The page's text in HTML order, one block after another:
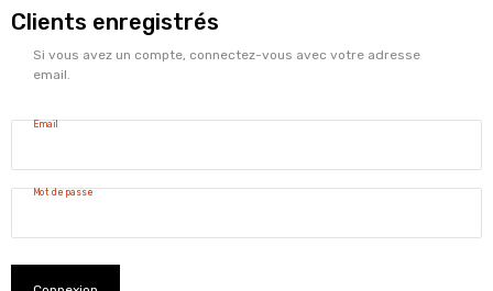
Clients enregistrés
Si vous avez un compte, connectez-vous avec votre adresse
email.
Email
Mot de passe